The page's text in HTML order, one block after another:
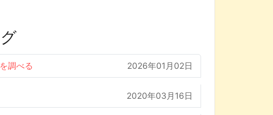
調べる 2026年01月02日
2020年03月16日